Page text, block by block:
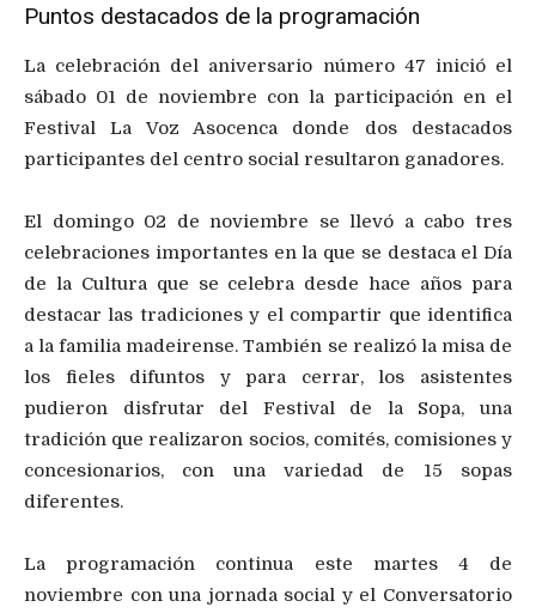
​Puntos destacados de la programación
La celebración del aniversario número 47 inició el
sábado 01 de noviembre con la participación en el
Festival La Voz Asocenca donde dos destacados
participantes del centro social resultaron ganadores.
El domingo 02 de noviembre se llevó a cabo tres
celebraciones importantes en la que se destaca el Día
de la Cultura que se celebra desde hace años para
destacar las tradiciones y el compartir que identifica
a la familia madeirense. También se realizó la misa de
los fieles difuntos y para cerrar, los asistentes
pudieron disfrutar del Festival de la Sopa, una
tradición que realizaron socios, comités, comisiones y
concesionarios, con una variedad de 15 sopas
diferentes.
La programación continua este martes 4 de
noviembre con una jornada social y el Conversatorio